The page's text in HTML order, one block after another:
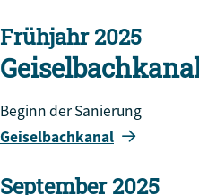
Frühjahr 2025
Beginn der Sanierung
Geiselbachkanal
September 2025